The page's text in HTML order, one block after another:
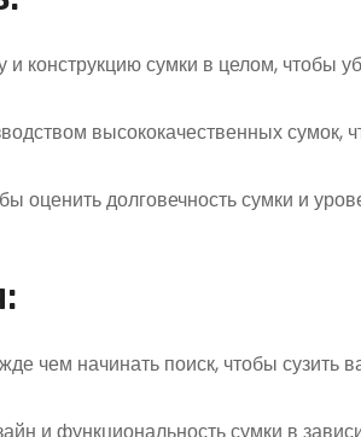
конструкцию сумки в целом, чтобы
высококачественных сумок,
оценить долговечность сумки и
чем начинать поиск, чтобы сузить